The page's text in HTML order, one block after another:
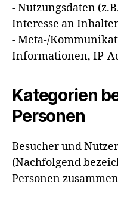
- Nutzungsdaten
Interesse an
- Meta-/
Informationen, IP-
Kategorien
Personen
Besucher und
(Nachfolgend
Personen